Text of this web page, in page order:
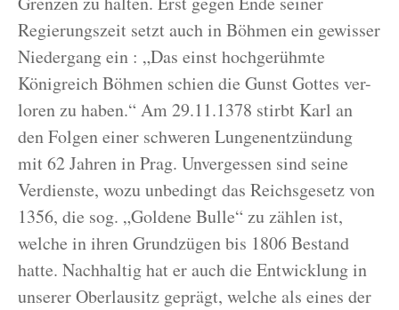
Regierungszeit setzt auch in Böhmen ein gewisser
Niedergang ein : „Das einst hochgerühmte
Königreich Böhmen schien die Gunst Gottes ver-
loren zu haben.“ Am 29.11.1378 stirbt Karl an
den Folgen einer schweren Lungenentzündung
mit 62 Jahren in Prag. Unvergessen sind seine
Verdienste, wozu unbedingt das Reichsgesetz von
1356, die sog. „Goldene Bulle“ zu zählen ist,
welche in ihren Grundzügen bis 1806 Bestand
hatte. Nachhaltig hat er auch die Entwicklung in
unserer Oberlausitz geprägt, welche als eines der